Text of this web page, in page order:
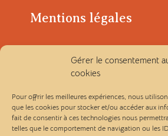
Gérer le consentement
cookies
Pour offrir les meilleures expériences, nous
que les cookies pour stocker et/ou accéder aux
fait de consentir à ces technologies nous
telles que le comportement de navigation ou les
Mentions légales
Politique de confidentialité
Les Ateliers Linou